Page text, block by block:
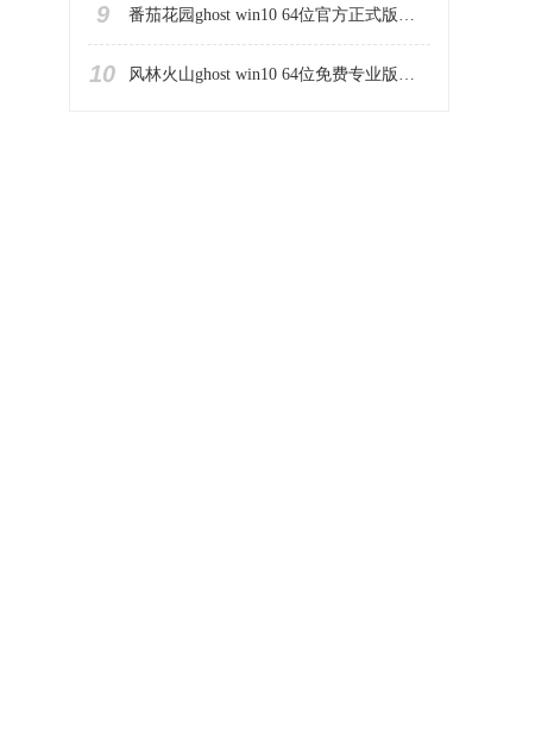
9 番茄花园ghost win10 64位官方正式版下载v2023.04
10 风林火山ghost win10 64位免费专业版下载v2023.04